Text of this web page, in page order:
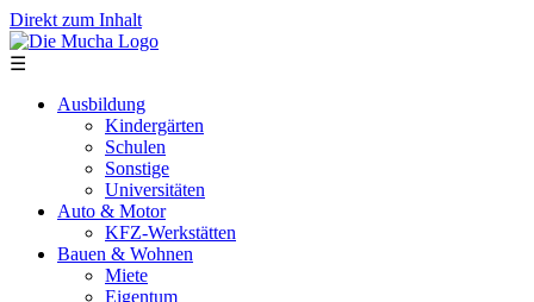
Direkt zum Inhalt
☰
Ausbildung
Kindergärten
Schulen
Sonstige
Universitäten
Auto & Motor
KFZ-Werkstätten
Bauen & Wohnen
Miete
Eigentum